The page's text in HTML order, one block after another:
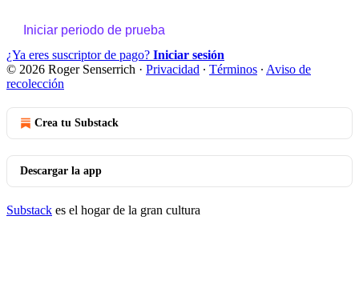
Iniciar periodo de prueba
¿Ya eres suscriptor de pago? Iniciar sesión
© 2026 Roger Senserrich · Privacidad ∙ Términos ∙ Aviso de
recolección
Crea tu Substack
Descargar la app
Substack es el hogar de la gran cultura